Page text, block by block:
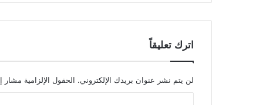
اترك تعليقاً
لن يتم نشر عنوان بريدك الإلكتروني. الحقول الإلزامية مشار